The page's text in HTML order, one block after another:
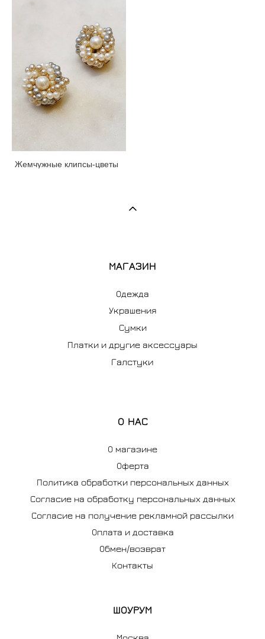
Жемчужные клипсы-цветы
МАГАЗИН
Одежда
Украшения
Сумки
Платки и другие аксессуары
Галстуки
О НАС
О магазине
Оферта
Политика обработки персональных данных
Согласие на обработку персональных данных
Согласие на получение рекламной рассылки
Оплата и доставка
Обмен/возврат
Контакты
ШОУРУМ